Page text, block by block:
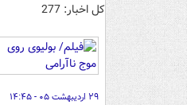
کل اخبار: 277
۲۹ اردیبهشت ۰۵ - ۱۴:۴۵